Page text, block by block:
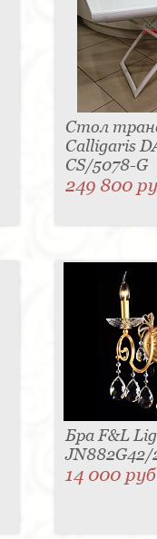
Стол
Calligaris
CS/5078-G
249 800
Бра F&L
JN882G42/
14 000